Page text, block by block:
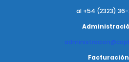
al +54 (2323) 36-